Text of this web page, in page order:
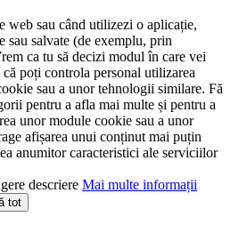
web sau când utilizezi o aplicație,
sau salvate (de exemplu, prin
ca tu să decizi modul în care vei
poți controla personal utilizarea
sau a unor tehnologii similare. Fă
pentru a afla mai multe și pentru a
unor module cookie sau a unor
afișarea unui conținut mai puțin
anumitor caracteristici ale serviciilor
descriere Mai multe informații
tot